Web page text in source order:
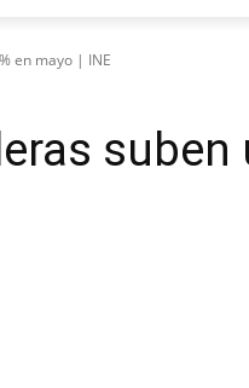
en mayo | INE
suben